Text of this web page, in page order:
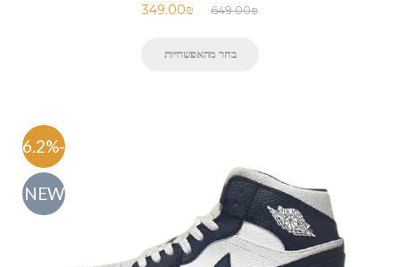
649.00₪
349.00₪
בחר מהאפשרויות
-46.2%
NEW